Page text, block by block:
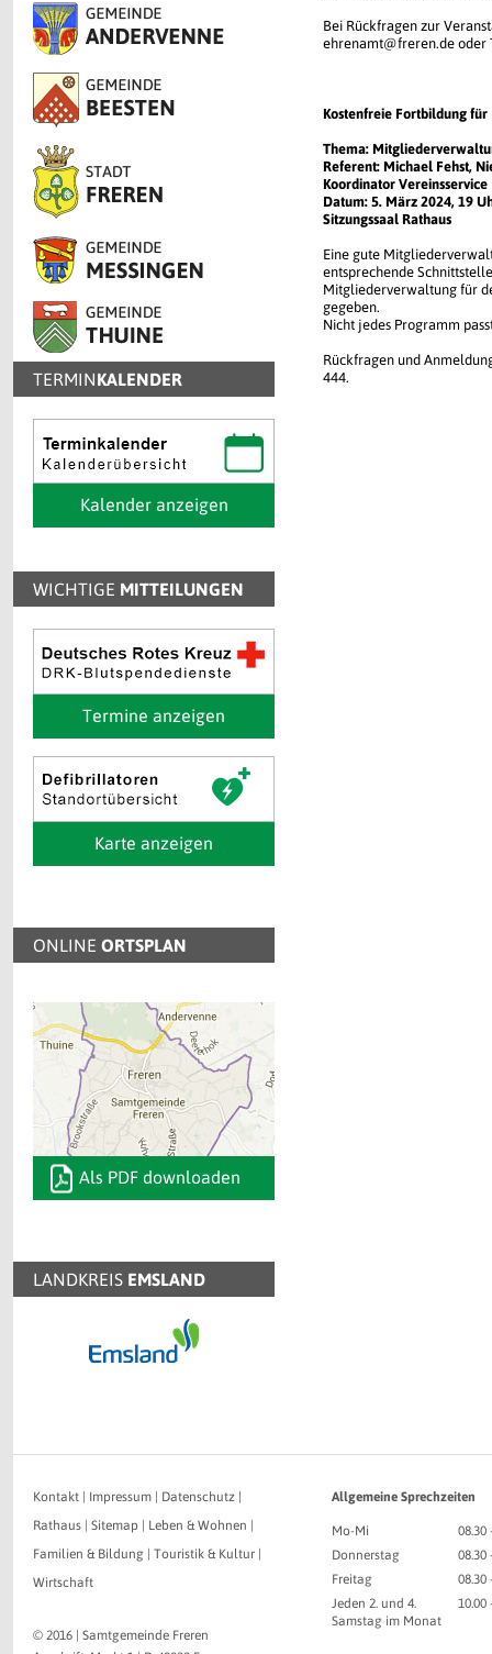
TERMINKALENDER
Kalender anzeigen
WICHTIGE MITTEILUNGEN
Termine anzeigen
Karte anzeigen
ONLINE ORTSPLAN
Als PDF downloaden
LANDKREIS EMSLAND
Bei Rückfragen zur
ehrenamt@freren.de oder
Kostenfreie Fortbildung
Thema:
Referent: Michael Fehst,
Koordinator Vereinsservice
Datum: 5. März 2024, 19
Sitzungssaal Rathaus
Eine gute
entsprechende
Mitgliederverwaltung für
gegeben.
Nicht jedes Programm
Rückfragen und
444.
Kontakt Impressum Datenschutz
Rathaus
Sitemap Leben & Wohnen
Familien & Bildung
Touristik & Kultur
Wirtschaft
© 2016 | Samtgemeinde Freren
Allgemeine Sprechzeiten
Mo-Mi
08.30
Donnerstag
08.30
Freitag
08.30
Jeden 2. und 4.
Samstag im Monat